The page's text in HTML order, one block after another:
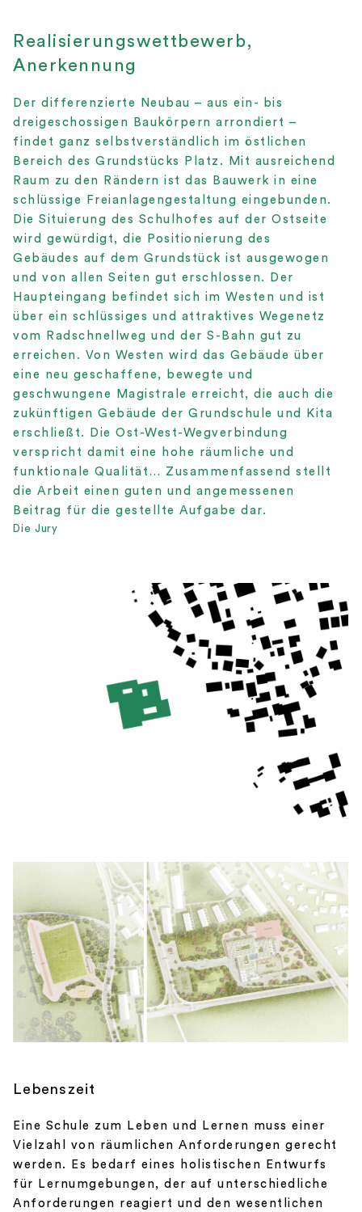
Realisierungswettbewerb,
Anerkennung
Der differenzierte Neubau – aus ein- bis
dreigeschossigen Baukörpern arrondiert –
findet ganz selbstverständlich im östlichen
Bereich des Grundstücks Platz. Mit ausreichend
Raum zu den Rändern ist das Bauwerk in eine
schlüssige Freianlagengestaltung eingebunden.
Die Situierung des Schulhofes auf der Ostseite
wird gewürdigt, die Positionierung des
Gebäudes auf dem Grundstück ist ausgewogen
und von allen Seiten gut erschlossen. Der
Haupteingang befindet sich im Westen und ist
über ein schlüssiges und attraktives Wegenetz
vom Radschnellweg und der S-Bahn gut zu
erreichen. Von Westen wird das Gebäude über
eine neu geschaffene, bewegte und
geschwungene Magistrale erreicht, die auch die
zukünftigen Gebäude der Grundschule und Kita
erschließt. Die Ost-West-Wegverbindung
verspricht damit eine hohe räumliche und
funktionale Qualität… Zusammenfassend stellt
die Arbeit einen guten und angemessenen
Beitrag für die gestellte Aufgabe dar.
Die Jury
Lebenszeit
Eine Schule zum Leben und Lernen muss einer
Vielzahl von räumlichen Anforderungen gerecht
werden. Es bedarf eines holistischen Entwurfs
für Lernumgebungen, der auf unterschiedliche
Anforderungen reagiert und den wesentlichen